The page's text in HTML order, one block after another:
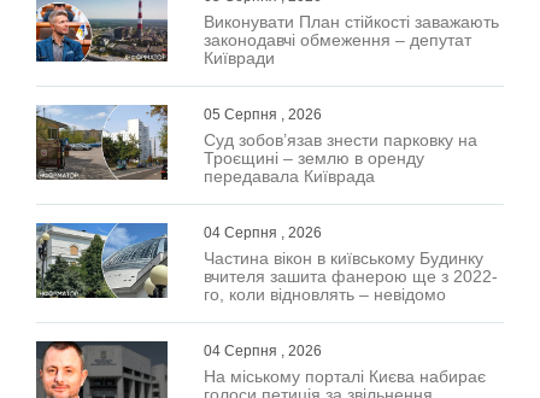
Виконувати План стійкості заважають
законодавчі обмеження – депутат
Київради
05 Серпня , 2026
Суд зобов’язав знести парковку на
Троєщині – землю в оренду
передавала Київрада
04 Серпня , 2026
Частина вікон в київському Будинку
вчителя зашита фанерою ще з 2022-
го, коли відновлять – невідомо
04 Серпня , 2026
На міському порталі Києва набирає